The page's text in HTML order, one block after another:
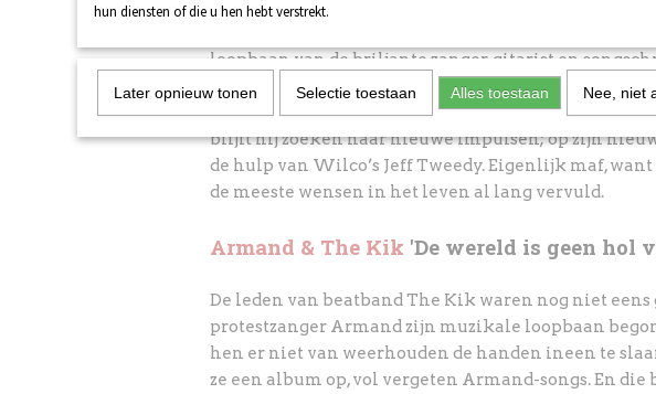
Richard Thompson wordt alom gezien als de vader
loopbaan van de briljante zanger, gitarist en
langs de legendarischeband Fairport Convention,
echtgenote Linda en alom bejubeld solowerk.Na
blijft hij zoeken naar nieuwe impulsen; op zijn
de hulp van Wilco’s Jeff Tweedy. Eigenlijk maf,
de meeste wensen in het leven al lang vervuld.
Armand & The Kik 'De wereld is geen hol
De leden van beatband The Kik waren nog niet eens
protestzanger Armand zijn muzikale loopbaan
hen er niet van weerhouden de handen ineen te
ze een album op, vol vergeten Armand-songs.En die
hun diensten of die u hen hebt verstrekt.
Later opnieuw tonen Selectie toestaan Alles toestaan Nee, niet